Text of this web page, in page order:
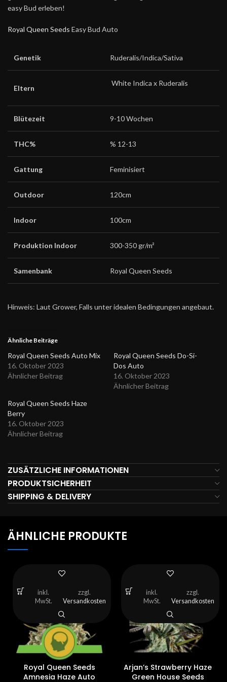
easy Bud erleben!
Royal Queen Seeds Easy Bud Auto
Genetik Ruderalis/Indica/Sativa
Eltern
White Indica x Ruderalis
Blütezeit 9-10 Wochen
THC% % 12-13
Gattung Feminisiert
Outdoor 120cm
Indoor 100cm
Produktion Indoor 300-350 gr/m²
Samenbank Royal Queen Seeds
Hinweis: Laut Grower, Falls unter idealen Bedingungen angebaut.
Ähnliche Beiträge
Royal Queen Seeds Auto Mix
16. Oktober 2023
Ähnlicher Beitrag
Royal Queen Seeds Do-Si-
Dos Auto
16. Oktober 2023
Ähnlicher Beitrag
Royal Queen Seeds Haze
Berry
16. Oktober 2023
Ähnlicher Beitrag
ZUSÄTZLICHE INFORMATIONEN
PRODUKTSICHERHEIT
SHIPPING & DELIVERY
ÄHNLICHE PRODUKTE
Royal Queen Seeds
Amnesia Haze Auto
inkl.
MwSt.
zzgl.
Versandkosten
Arjan’s Strawberry Haze
Green House Seeds
inkl.
MwSt.
zzgl.
Versandkosten